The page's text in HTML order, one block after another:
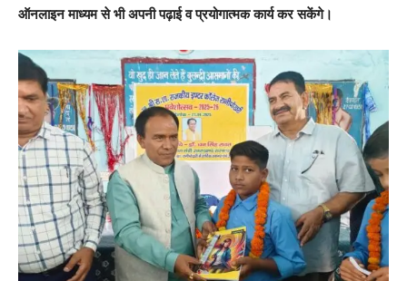
ऑनलाइन माध्यम से भी अपनी पढ़ाई व प्रयोगात्मक कार्य कर सकेंगे।